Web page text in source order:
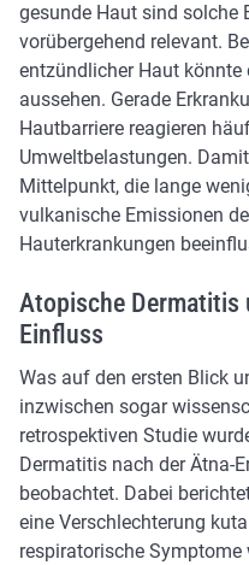
gesunde Haut sind solche
vorübergehend relevant.
entzündlicher Haut
aussehen. Gerade
Hautbarriere reagieren
Umweltbelastungen.
Mittelpunkt, die lange
vulkanische Emissionen
Hauterkrankungen
Atopische Dermatitis
Einfluss
Was auf den ersten Blick
inzwischen sogar
retrospektiven Studie
Dermatitis nach der Ätna-
beobachtet. Dabei
eine Verschlechterung
respiratorische